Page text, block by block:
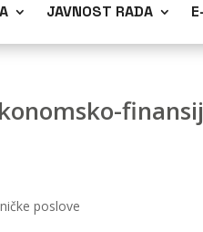
JAVNOST RADA
poslove